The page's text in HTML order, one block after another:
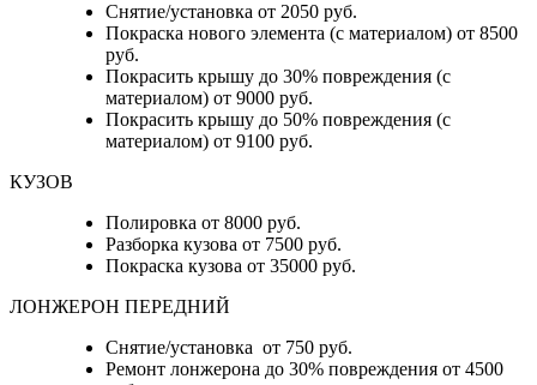
Снятие/установка от 2050 руб.
Покраска нового элемента (с материалом) от 8500
руб.
Покрасить крышу до 30% повреждения (с
материалом) от 9000 руб.
Покрасить крышу до 50% повреждения (с
материалом) от 9100 руб.
КУЗОВ
Полировка от 8000 руб.
Разборка кузова от 7500 руб.
Покраска кузова от 35000 руб.
ЛОНЖЕРОН ПЕРЕДНИЙ
Снятие/установка от 750 руб.
Ремонт лонжерона до 30% повреждения от 4500